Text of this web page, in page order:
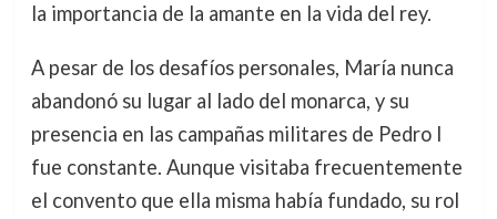
la importancia de la amante en la vida del rey.
A pesar de los desafíos personales, María nunca
abandonó su lugar al lado del monarca, y su
presencia en las campañas militares de Pedro I
fue constante. Aunque visitaba frecuentemente
el convento que ella misma había fundado, su rol